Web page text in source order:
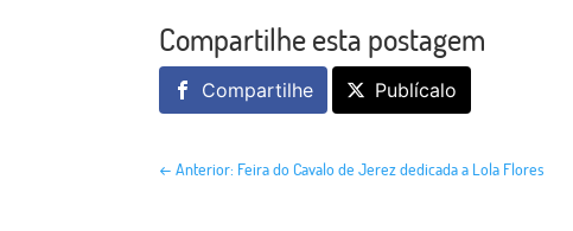
Compartilhe esta postagem
Compartilhe Publícalo
←Anterior: Feira do Cavalo de Jerez dedicada a Lola Flores